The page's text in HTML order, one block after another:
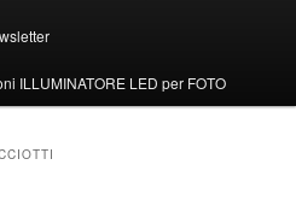
ILLUMINATORE LED per FOTO